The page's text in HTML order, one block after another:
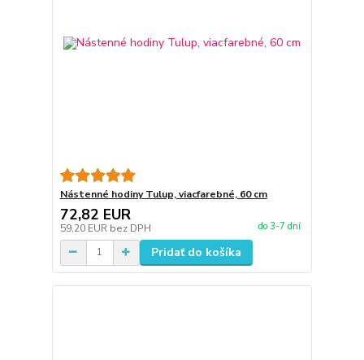
Nástenné hodiny Tulup, viacfarebné, 60 cm
72,82 EUR
59,20 EUR bez DPH do 3-7 dní
Pridať do košíka